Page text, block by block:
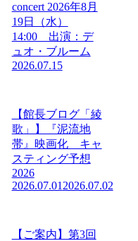
concert 2026年8月
19日（水）
14:00 出演：デ
ュオ・ブルーム
2026.07.15
【館長ブログ「綾
歌」】『泥流地
帯』映画化 キャ
スティング予想
2026
2026.07.01 2026.07.02
【ご案内】第3回